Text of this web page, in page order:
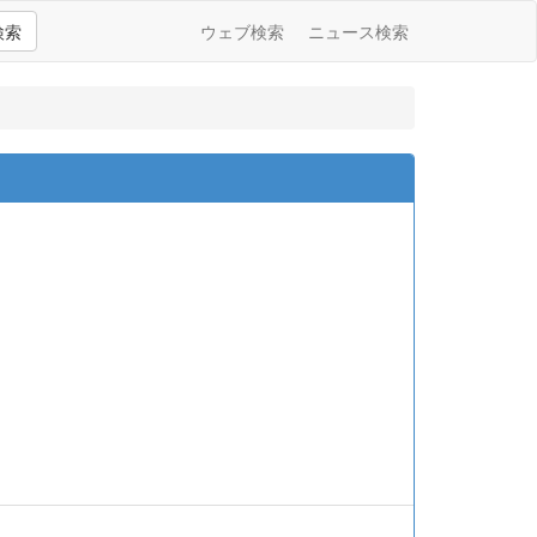
索 ウェブ検索 ニュース検索